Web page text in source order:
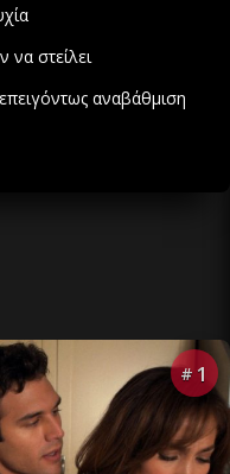
στείλει
αναβάθμιση
# 1